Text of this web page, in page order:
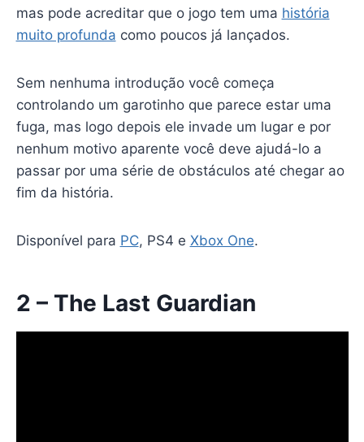
mas pode acreditar que o jogo tem uma história
muito profunda como poucos já lançados.
Sem nenhuma introdução você começa
controlando um garotinho que parece estar uma
fuga, mas logo depois ele invade um lugar e por
nenhum motivo aparente você deve ajudá-lo a
passar por uma série de obstáculos até chegar ao
fim da história.
Disponível para PC, PS4 e Xbox One.
2 – The Last Guardian